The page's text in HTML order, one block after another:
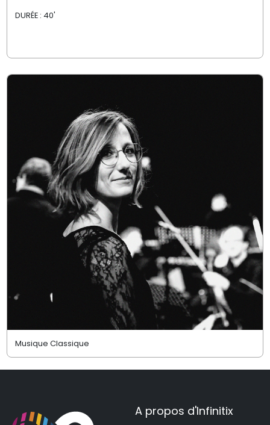
DURÉE : 40'
Musique Classique
A propos d'Infinitix